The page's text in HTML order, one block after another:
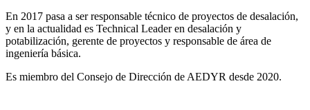
En 2017 pasa a ser responsable técnico de proyectos de desalación,
y en la actualidad es Technical Leader en desalación y
potabilización, gerente de proyectos y responsable de área de
ingeniería básica.
Es miembro del Consejo de Dirección de AEDYR desde 2020.